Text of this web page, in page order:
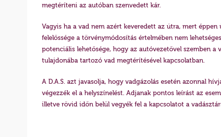
megtéríteni az autóban szenvedett kár.
Vagyis ha a vad nem azért keveredett az útra, mert
felelőssége a törvénymódosítás értelmében nem
potenciális lehetősége, hogy az autóvezetővel szemben a
tulajdonába tartozó vad megtérítésével kapcsolatban.
A D.A.S. azt javasolja, hogy vadgázolás esetén azonnal
végezzék el a helyszínelést. Adjanak pontos leírást az
illetve rövid időn belül vegyék fel a kapcsolatot a